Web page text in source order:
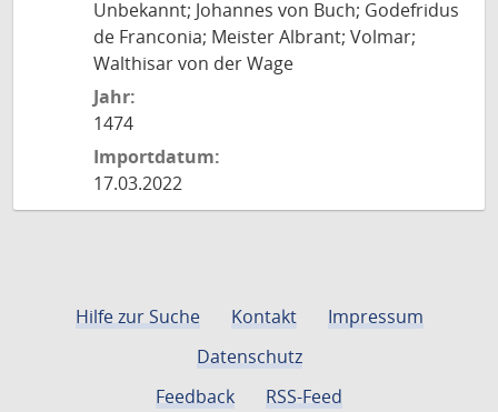
Unbekannt; Johannes von Buch; Godefridus
de Franconia; Meister Albrant; Volmar;
Walthisar von der Wage
Jahr:
1474
Importdatum:
17.03.2022
Hilfe zur Suche Kontakt
Impressum
Datenschutz
Feedback
RSS-Feed